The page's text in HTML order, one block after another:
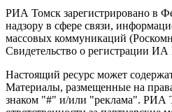
РИА Томск зарегистрировано в
надзору в сфере связи,
массовых коммуникаций
Свидетельство о регистрации
Настоящий ресурс может
Материалы, размещенные на
знаком "#" и/или "реклама". РИА